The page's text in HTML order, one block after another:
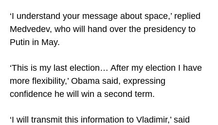
‘I understand your message about space,’ replied
Medvedev, who will hand over the presidency to
Putin in May.
‘This is my last election… After my election I have
more flexibility,’ Obama said, expressing
confidence he will win a second term.
‘I will transmit this information to Vladimir,’ said